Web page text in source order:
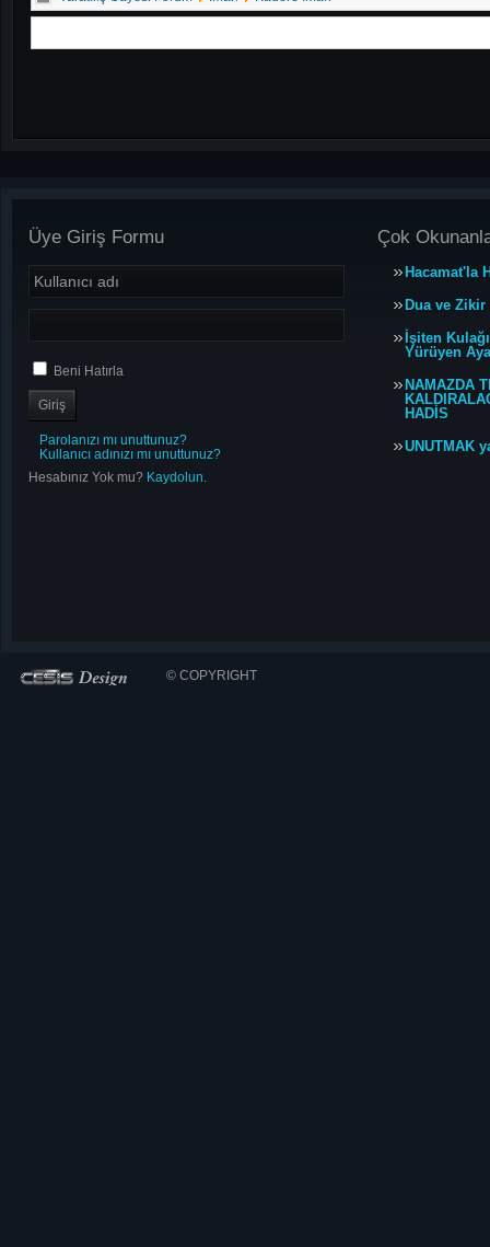
Üye Giriş Formu
Beni Hatırla
Parolanızı mı unuttunuz?
Kullanıcı adınızı mı unuttunuz?
Hesabınız Yok mu? Kaydolun.
Çok
Hacamat'la
Dua ve
İşiten
Yürüyen
NAMAZDA
HADİS
UNUTMAK
© COPYRIGHT